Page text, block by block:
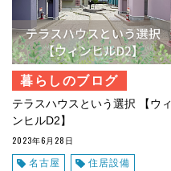
暮らしのブログ
テラスハウスという選択 【ウィ
ンヒルD2】
2023年6月28日
名古屋 住居設備